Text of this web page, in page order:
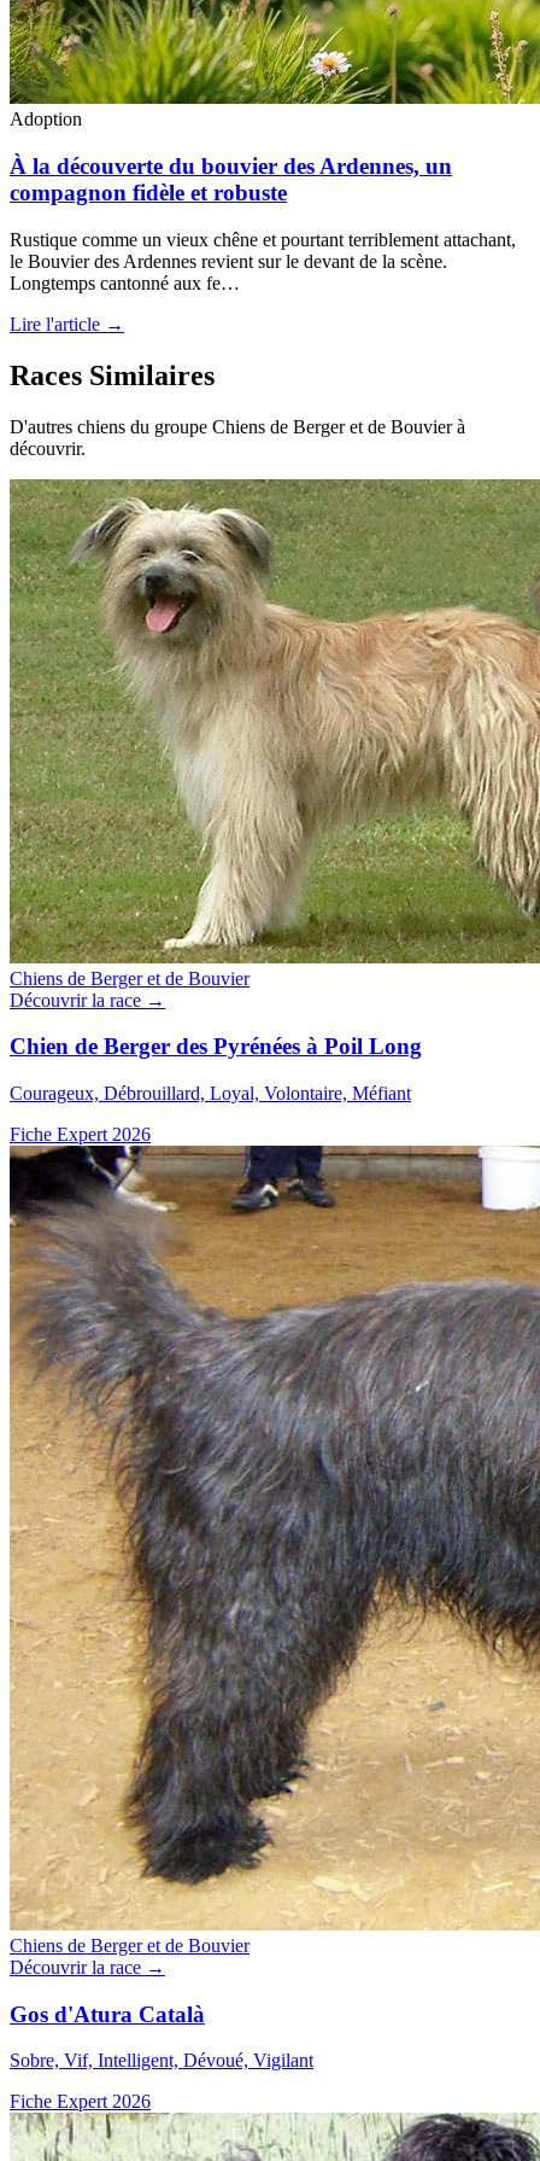
Adoption
À la découverte du bouvier des Ardennes, un
compagnon fidèle et robuste
Rustique comme un vieux chêne et pourtant terriblement attachant,
le Bouvier des Ardennes revient sur le devant de la scène.
Longtemps cantonné aux fe…
Lire l'article →
Races Similaires
D'autres chiens du groupe Chiens de Berger et de Bouvier à
découvrir.
Chiens de Berger et de Bouvier
Découvrir la race →
Chien de Berger des Pyrénées à Poil Long
Courageux, Débrouillard, Loyal, Volontaire, Méfiant
Fiche Expert 2026
Chiens de Berger et de Bouvier
Découvrir la race →
Gos d'Atura Català
Sobre, Vif, Intelligent, Dévoué, Vigilant
Fiche Expert 2026